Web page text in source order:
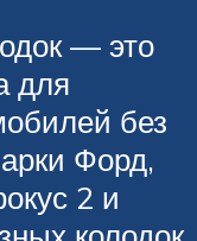
— это
для
без
Форд,
2 и